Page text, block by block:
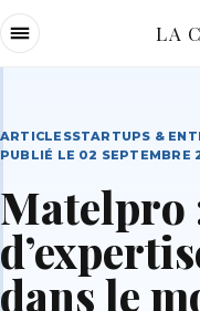
LA
ARTICLESSTARTUPS &
PUBLIÉ LE 02 SEPTEMBRE
Matelpro
dans le